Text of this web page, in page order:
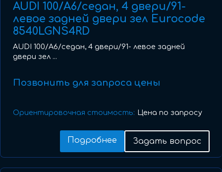
AUDI 100/A6/седан, 4 двери/91-
левое задней двери зел Eurocode
8540LGNS4RD
AUDI 100/A6/седан, 4 двери/91- левое задней
двери зел ...
Позвонить для запроса цены
Ориентировочная стоимость: Цена по запросу
Подробнее Задать вопрос